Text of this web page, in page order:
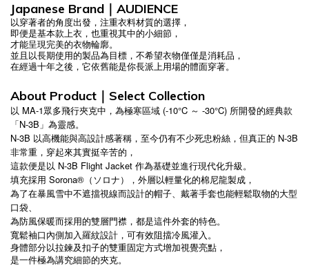
Japanese Brand ｜ AUDIENCE
以穿著者的角度出發，注重衣料材質的選擇，
即便是基本款上衣，也重視其中的小細節，
才能呈現完美的衣物輪廓。
並且以長期使用的製品為目標，不希望衣物僅僅是消耗品，
在經過十年之後，它依舊能是你長派上用場的體面穿著。
About Product ｜ Select Collection
以 MA-1眾多飛行夾克中，為極寒區域 (-10°C ～ -30°C) 所開發的經典款
「N-3B」為靈感。
N-3B 以高機能與高設計感著稱，至今仍有不少死忠粉絲，但真正的 N-3B
非常重，穿起來其實挺辛苦的，
這款便是以 N-3B Flight Jacket 作為基礎並進行現代化升級。
填充採用 Sorona®（ソロナ），外層以輕量化的棉尼龍製成，
為了在暴風雪中不遮擋視線而設計的帽子、戴著手套也能輕鬆取物的大型
口袋、
為防風保暖而採用的雙層門襟，都是這件外套的特色。
寬鬆袖口內側加入羅紋設計，可有效阻擋冷風灌入。
身體部分以拉鍊及扣子的雙重固定方式增加視覺亮點，
是一件極為講究細節的夾克。